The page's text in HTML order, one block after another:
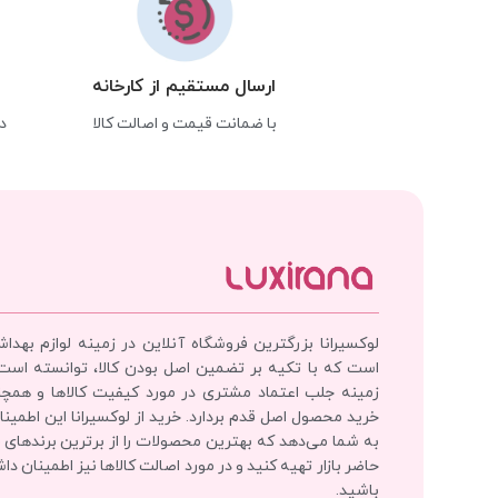
ارسال مستقیم از کارخانه
با ضمانت قیمت و اصالت کالا
لوکسیرانا بزرگترین فروشگاه آنلاین در زمینه لوازم
است که با تکیه بر تضمین اصل بودن کالا، توانسته
زمینه جلب اعتماد مشتری در مورد کیفیت کالاها و
خرید محصول اصل قدم بردارد. خرید از لوکسیرانا این
به شما می‌دهد که بهترین محصولات را از برترین برندهای
حاضر بازار تهیه کنید و در مورد اصالت کالاها نیز اطمینان
باشید.